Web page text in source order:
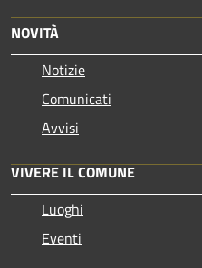
NOVITÀ
Notizie
Comunicati
Avvisi
VIVERE IL COMUNE
Luoghi
Eventi